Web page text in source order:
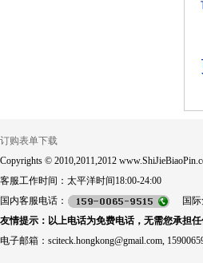
订购表单下载
Copyrights © 2010,2011,2012
客服工作时间：太平洋时间18:00-24:00
国内客服电话：
国际
友情提示：以上电话为免费电话，无需您承担
电子邮箱：sciteck.hongkong@gmail.com,